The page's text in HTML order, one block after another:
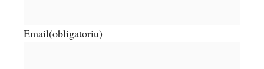
Email(obligatoriu)